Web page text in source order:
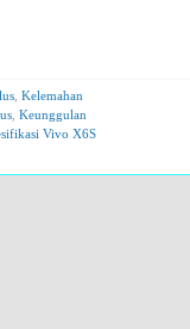
, Kelemahan
, Keunggulan
Vivo X6S